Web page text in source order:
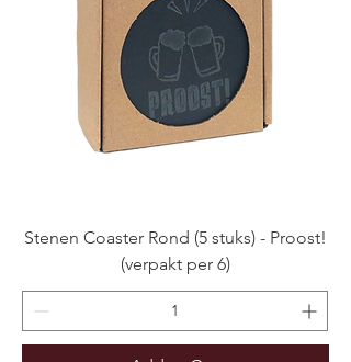
Stenen Coaster Rond (5 stuks) - Proost!
(verpakt per 6)